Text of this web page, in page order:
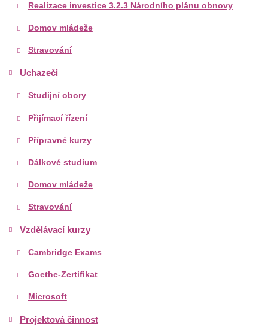
Realizace investice 3.2.3 Národního plánu obnovy
Domov mládeže
Stravování
Uchazeči
Studijní obory
Přijímací řízení
Přípravné kurzy
Dálkové studium
Domov mládeže
Stravování
Vzdělávací kurzy
Cambridge Exams
Goethe-Zertifikat
Microsoft
Projektová činnost